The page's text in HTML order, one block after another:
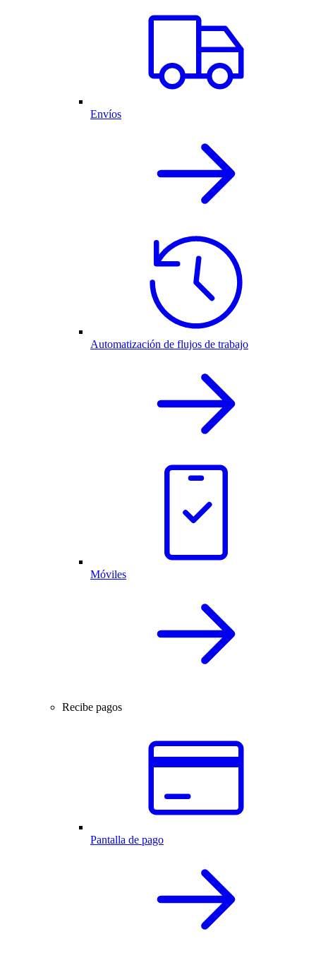
Envíos
Automatización de flujos de trabajo
Móviles
Recibe pagos
Pantalla de pago